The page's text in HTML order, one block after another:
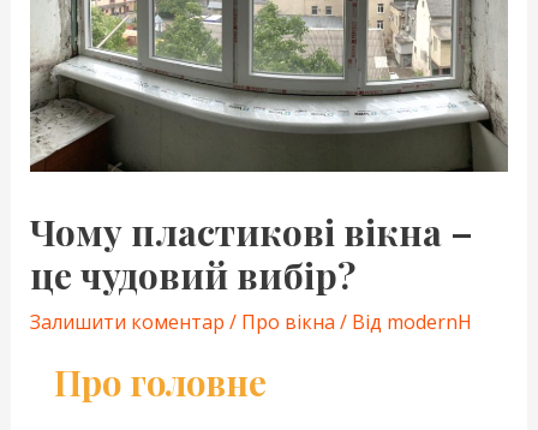
Чому пластикові вікна –
це чудовий вибір?
Залишити коментар / Про вікна / Від modernH
Про головне